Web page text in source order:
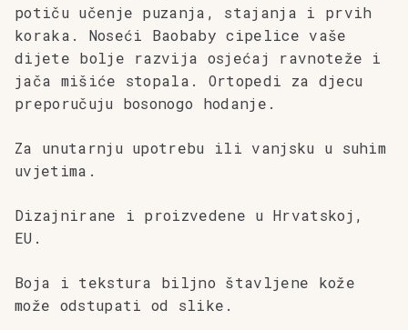
potiču učenje puzanja, stajanja i prvih
koraka. Noseći Baobaby cipelice vaše
dijete bolje razvija osjećaj ravnoteže i
jača mišiće stopala. Ortopedi za djecu
preporučuju bosonogo hodanje.
Za unutarnju upotrebu ili vanjsku u suhim
uvjetima.
Dizajnirane i proizvedene u Hrvatskoj,
EU.
Boja i tekstura biljno štavljene kože
može odstupati od slike.